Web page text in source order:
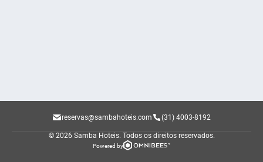
reservas@sambahoteis.com (31) 4003-8192
© 2026 Samba Hoteis. Todos os direitos reservados.
Powered by